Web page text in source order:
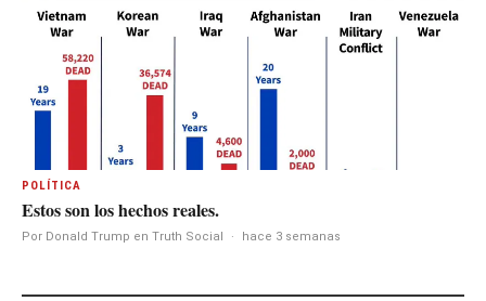
POLÍTICA
Estos son los hechos reales.
Por Donald Trump en Truth Social · hace 3 semanas